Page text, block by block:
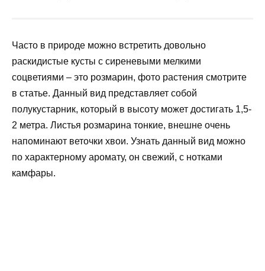
Часто в природе можно встретить довольно
раскидистые кусты с сиреневыми мелкими
соцветиями – это розмарин, фото растения смотрите
в статье. Данный вид представляет собой
полукустарник, который в высоту может достигать 1,5-
2 метра. Листья розмарина тонкие, внешне очень
напоминают веточки хвои. Узнать данный вид можно
по характерному аромату, он свежий, с нотками
камфары.